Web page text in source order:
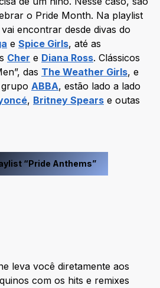
o Pride Month. Na playlist
encontrar desde divas do
e Spice Girls, até as
Cher e Diana Ross. Clássicos
das The Weather Girls, e
grupo ABBA, estão lado a lado
, Britney Spears e outas
“Pride Anthems”
leva você diretamente aos
com os hits e remixes